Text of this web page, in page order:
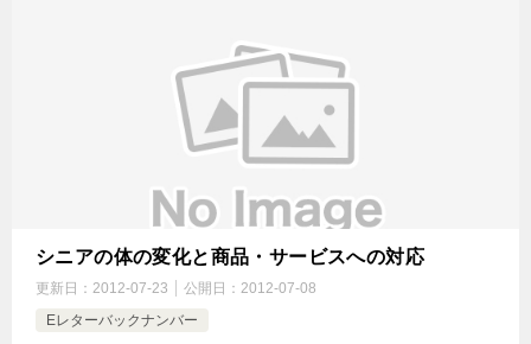
シニアの体の変化と商品・サービスへの対応
更新日： 2012-07-23 公開日： 2012-07-08
Eレターバックナンバー